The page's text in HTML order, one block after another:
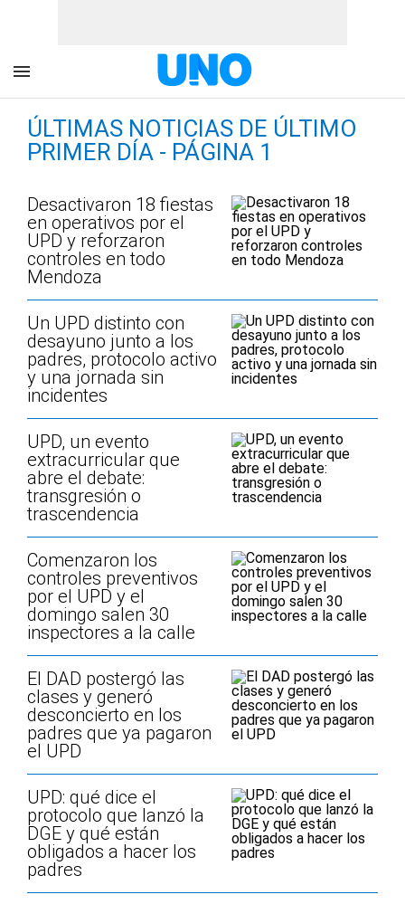
ÚLTIMAS NOTICIAS DE ÚLTIMO
PRIMER DÍA - PÁGINA 1
Desactivaron 18 fiestas
en operativos por el
UPD y reforzaron
controles en todo
Mendoza
Un UPD distinto con
desayuno junto a los
padres, protocolo activo
y una jornada sin
incidentes
UPD, un evento
extracurricular que
abre el debate:
transgresión o
trascendencia
Comenzaron los
controles preventivos
por el UPD y el
domingo salen 30
inspectores a la calle
El DAD postergó las
clases y generó
desconcierto en los
padres que ya pagaron
el UPD
UPD: qué dice el
protocolo que lanzó la
DGE y qué están
obligados a hacer los
padres